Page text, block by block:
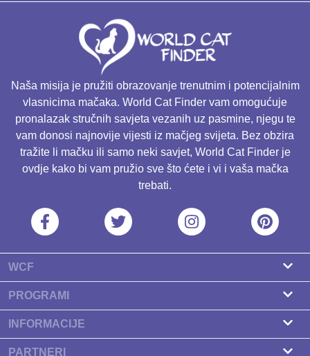
Naša misija je pružiti obrazovanje trenutnim i potencijalnim
vlasnicima mačaka. World Cat Finder vam omogućuje
pronalazak stručnih savjeta vezanih uz pasmine, njegu te
vam donosi najnovije vijesti iz mačjeg svijeta. Bez obzira
tražite li mačku ili samo neki savjet, World Cat Finder je
ovdje kako bi vam pružio sve što ćete i vi i vaša mačka
trebati.
WCF
O nama
Kontakt
Naši partneri
PROGRAMI
Program za uzgajivače
INFORMACIJE
Pronađite uzgajivača
PARTNERI